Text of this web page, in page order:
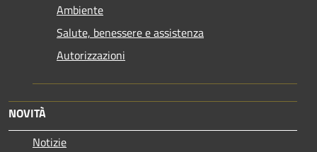
Ambiente
Salute, benessere e assistenza
Autorizzazioni
NOVITÀ
Notizie